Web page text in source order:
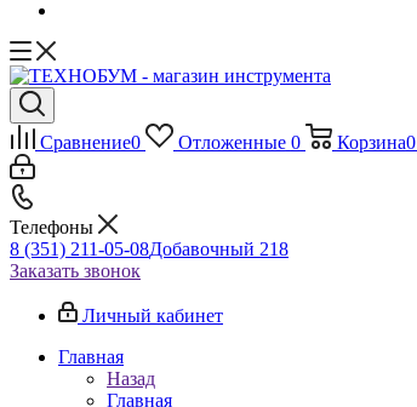
Сравнение0 Отложенные 0 Корзина0
Телефоны
8 (351) 211-05-08Добавочный 218
Заказать звонок
Личный кабинет
Главная
Назад
Главная